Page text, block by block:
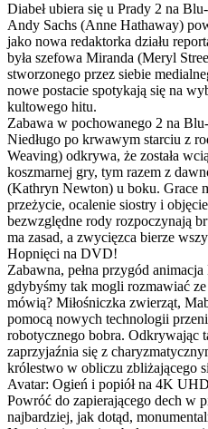
Diabeł ubiera się u Prady 2 na
Andy Sachs (Anne Hathaway)
jako nowa redaktorka działu
była szefowa Miranda (Meryl
stworzonego przez siebie
nowe postacie spotykają się na
kultowego hitu.
Zabawa w pochowanego 2 na
Niedługo po krwawym starciu z
Weaving) odkrywa, że została
koszmarnej gry, tym razem z
(Kathryn Newton) u boku. Grace
przeżycie, ocalenie siostry i
bezwzględne rody rozpoczynają
ma zasad, a zwycięzca bierze
Hopnięci na DVD!
Zabawna, pełna przygód
gdybyśmy tak mogli rozmawiać
mówią? Miłośniczka zwierząt,
pomocą nowych technologii
robotycznego bobra. Odkrywając
zaprzyjaźnia się z
królestwo w obliczu zbliżającego
Avatar: Ogień i popiół na 4K
Powróć do zapierającego dech w
najbardziej, jak dotąd,